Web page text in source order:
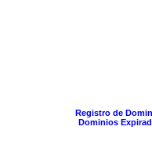
Registro de
Dominios